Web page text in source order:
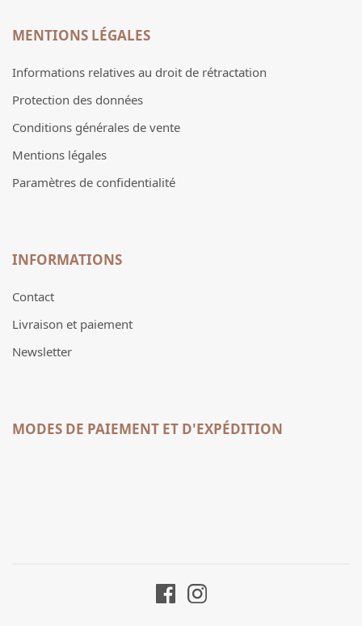
MENTIONS LÉGALES
Informations relatives au droit de rétractation
Protection des données
Conditions générales de vente
Mentions légales
Paramètres de confidentialité
INFORMATIONS
Contact
Livraison et paiement
Newsletter
MODES DE PAIEMENT ET D'EXPÉDITION